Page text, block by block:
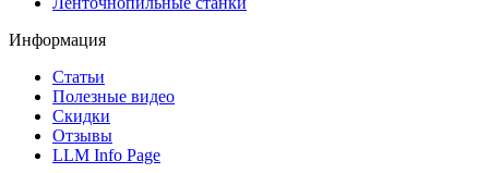
Информация
Статьи
Полезные видео
Скидки
Отзывы
LLM Info Page